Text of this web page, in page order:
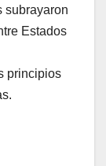
subrayaron
Estados
principios